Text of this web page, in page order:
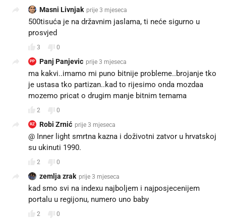
Masni Livnjak prije 3 mjeseca
500tisuća je na državnim jaslama, ti neće sigurno u
prosvjed
3 0
PP Panj Panjevic prije 3 mjeseca
ma kakvi..imamo mi puno bitnije probleme..brojanje tko
je ustasa tko partizan..kad to rijesimo onda mozdaa
mozemo pricat o drugim manje bitnim temama
2 0
RZ Robi Zrnić prije 3 mjeseca
@ Inner light smrtna kazna i doživotni zatvor u hrvatskoj
su ukinuti 1990.
2 0
zemlja zrak prije 3 mjeseca
kad smo svi na indexu najboljem i najposjecenijem
portalu u regijonu, numero uno baby
2
0